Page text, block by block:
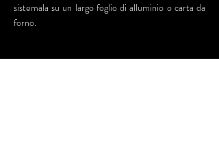
sistemala su un largo foglio di alluminio o carta da
forno.